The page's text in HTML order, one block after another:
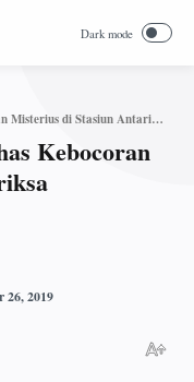
Roscosmos dan NASA Bahas Kebocoran Misterius di Stasiun Antariksa Internasional
Kebocoran